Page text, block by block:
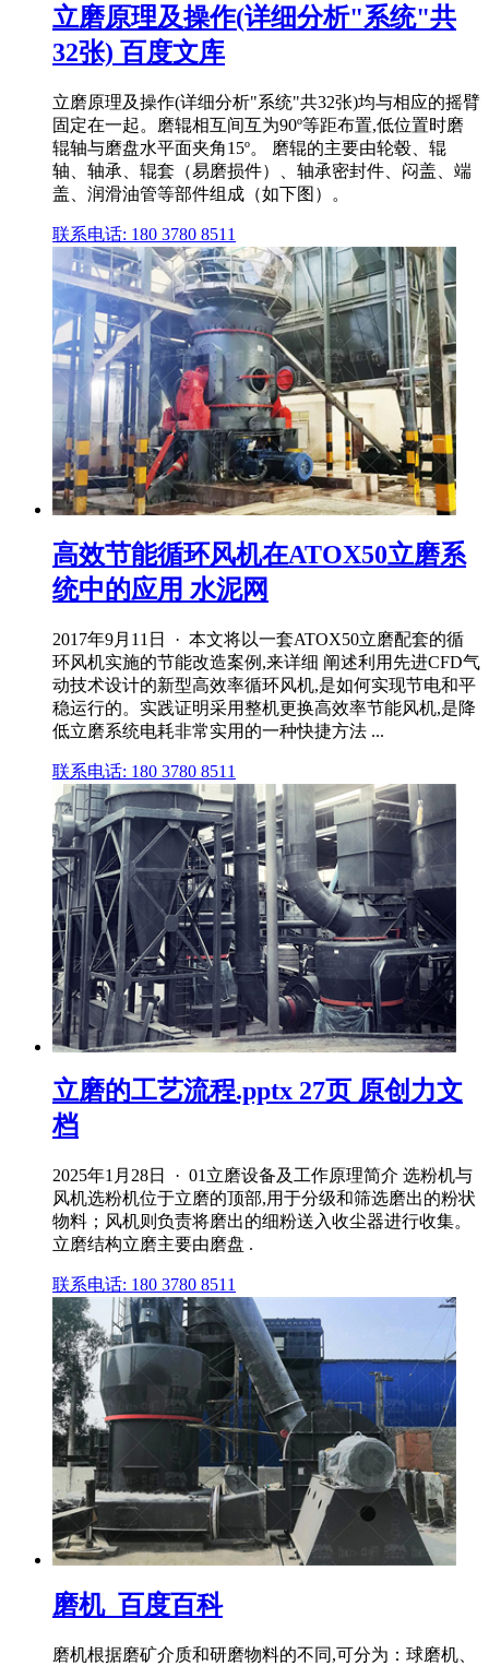
立磨原理及操作(详细分析"系统"共
32张) 百度文库
立磨原理及操作(详细分析"系统"共32张)均与相应的摇臂
固定在一起。磨辊相互间互为90º等距布置,低位置时磨
辊轴与磨盘水平面夹角15º。 磨辊的主要由轮毂、辊
轴、轴承、辊套（易磨损件）、轴承密封件、闷盖、端
盖、润滑油管等部件组成（如下图）。
联系电话: 180 3780 8511
高效节能循环风机在ATOX50立磨系
统中的应用 水泥网
2017年9月11日 · 本文将以一套ATOX50立磨配套的循
环风机实施的节能改造案例,来详细 阐述利用先进CFD气
动技术设计的新型高效率循环风机,是如何实现节电和平
稳运行的。实践证明采用整机更换高效率节能风机,是降
低立磨系统电耗非常实用的一种快捷方法 ...
联系电话: 180 3780 8511
立磨的工艺流程.pptx 27页 原创力文
档
2025年1月28日 · 01立磨设备及工作原理简介 选粉机与
风机选粉机位于立磨的顶部,用于分级和筛选磨出的粉状
物料；风机则负责将磨出的细粉送入收尘器进行收集。
立磨结构立磨主要由磨盘 .
联系电话: 180 3780 8511
磨机_百度百科
磨机根据磨矿介质和研磨物料的不同,可分为：球磨机、